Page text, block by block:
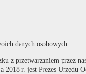
danych osobowych.
z przetwarzaniem przez
2018 r. jest Prezes Urzędu